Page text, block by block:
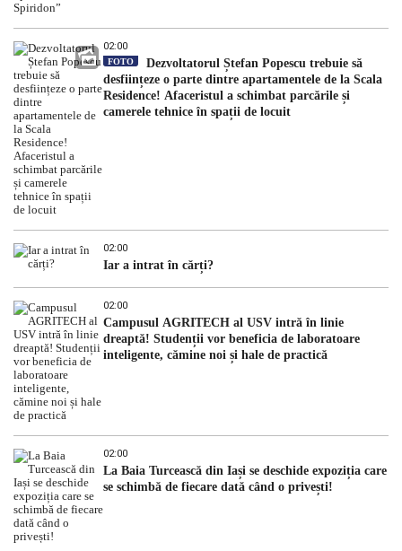
02:00
FOTO
Dezvoltatorul Ștefan Popescu trebuie să
desființeze o parte dintre apartamentele de la Scala
Residence! Afaceristul a schimbat parcările și
camerele tehnice în spații de locuit
02:00
Iar a intrat în cărți?
02:00
Campusul AGRITECH al USV intră în linie
dreaptă! Studenții vor beneficia de laboratoare
inteligente, cămine noi și hale de practică
02:00
La Baia Turcească din Iași se deschide expoziția care
se schimbă de fiecare dată când o privești!